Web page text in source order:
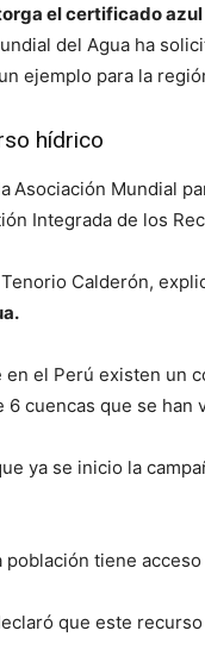
el certificado
del Agua ha
ejemplo para la
hídrico
Asociación Mundial
Integrada de los
Calderón,
en el Perú existen un
6 cuencas que se
ya se inicio la
población tiene
que este recurso